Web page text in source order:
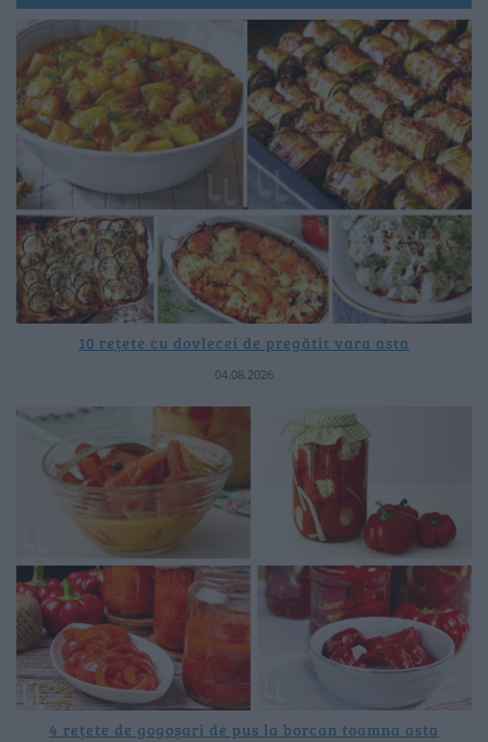
10 rețete cu dovlecei de pregătit vara asta
04.08.2026
4 rețete de gogoșari de pus la borcan toamna asta